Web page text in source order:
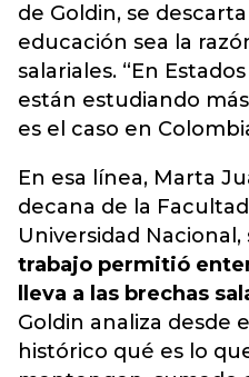
de Goldin, se
educación sea la
salariales. “En
están estudiando
es el caso en
En esa línea, Marta
decana de la
Universidad
trabajo permitió
lleva a las brechas
Goldin analiza desde
histórico qué es lo